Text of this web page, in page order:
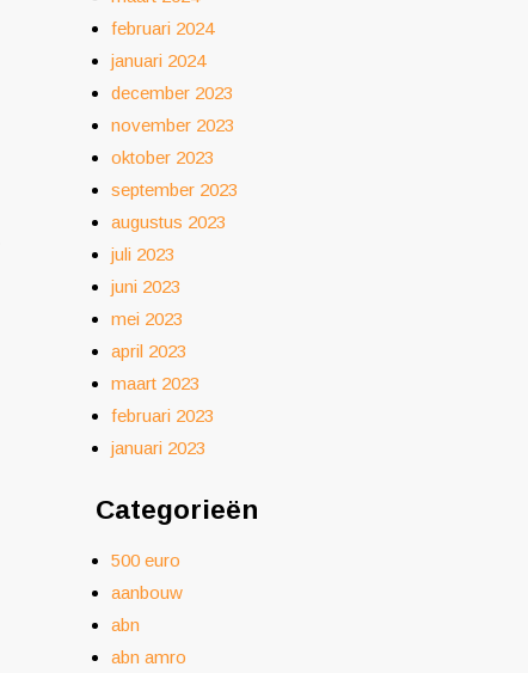
februari 2024
januari 2024
december 2023
november 2023
oktober 2023
september 2023
augustus 2023
juli 2023
juni 2023
mei 2023
april 2023
maart 2023
februari 2023
januari 2023
Categorieën
500 euro
aanbouw
abn
abn amro